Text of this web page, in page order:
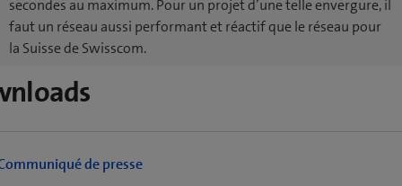
secondes au maximum. Pour un projet d’une telle envergure, il
faut un réseau aussi performant et réactif que le réseau pour
la Suisse de Swisscom.
de presse